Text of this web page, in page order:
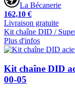
La Bécanerie
162,10 €
Livraison gratuite
Kit chaîne DID /
Plus d'infos
Kit chaîne DID
00-05